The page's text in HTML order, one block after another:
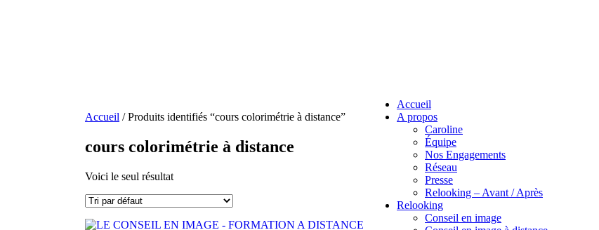
Accueil
A propos
Caroline
Équipe
Nos Engagements
Réseau
Presse
Relooking – Avant / Après
Relooking
Conseil en image
Accueil / Produits identifiés “cours colorimétrie à distance”
cours colorimétrie à distance
Voici le seul résultat